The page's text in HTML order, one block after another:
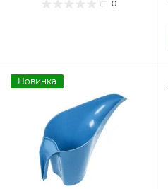
0
Новинка